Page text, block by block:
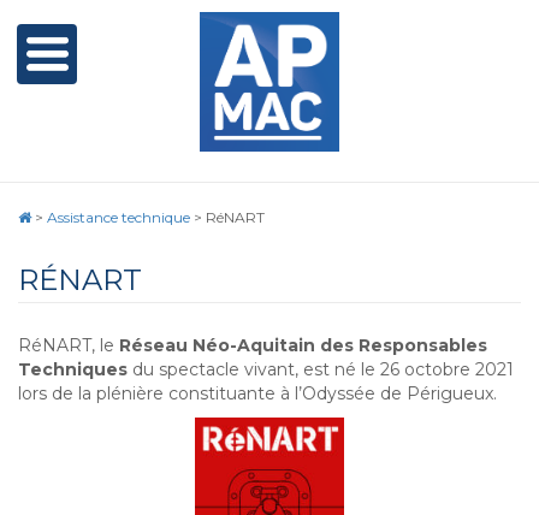
> Assistance technique > RéNART
RÉNART
RéNART, le Réseau Néo-Aquitain des Responsables
Techniques du spectacle vivant, est né le 26 octobre 2021
lors de la plénière constituante à l’Odyssée de Périgueux.